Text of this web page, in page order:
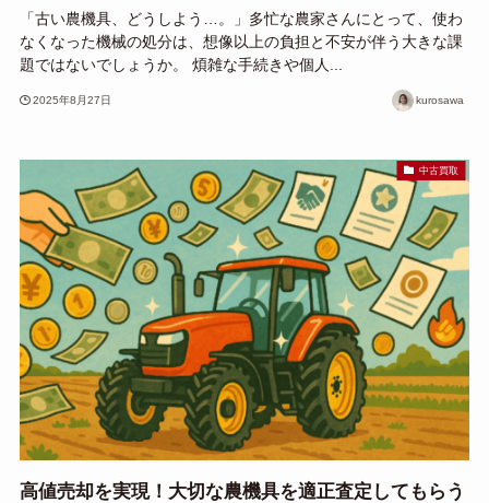
「古い農機具、どうしよう…。」多忙な農家さんにとって、使わ
なくなった機械の処分は、想像以上の負担と不安が伴う大きな課
題ではないでしょうか。 煩雑な手続きや個人...
2025年8月27日 kurosawa
中古買取
高値売却を実現！大切な農機具を適正査定してもらう